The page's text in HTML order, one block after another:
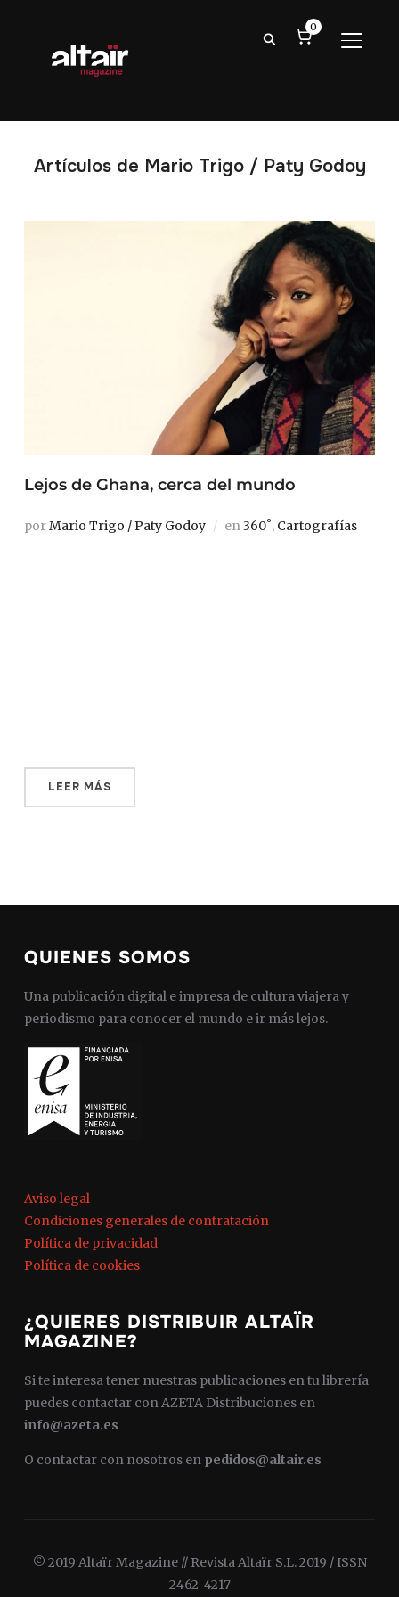
0
Artículos de Mario Trigo / Paty Godoy
Lejos de Ghana, cerca del mundo
porMario Trigo / Paty Godoy en360˚, Cartografías
LEER MÁS
QUIENES SOMOS
Una publicación digital e impresa de cultura viajera y
periodismo para conocer el mundo e ir más lejos.
Aviso legal
Condiciones generales de contratación
Política de privacidad
Política de cookies
¿QUIERES DISTRIBUIR ALTAÏR
MAGAZINE?
Si te interesa tener nuestras publicaciones en tu librería
puedes contactar con AZETA Distribuciones en
info@azeta.es
O contactar con nosotros en pedidos@altair.es
© 2019 Altaïr Magazine // Revista Altaïr S.L. 2019 / ISSN
2462-4217